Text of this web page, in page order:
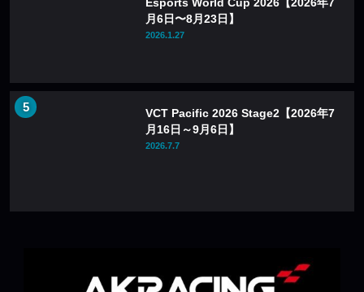
月6日〜8月23日】
2026.1.27
VCT Pacific 2026 Stage2【2026年7
月16日～9月6日】
2026.7.7